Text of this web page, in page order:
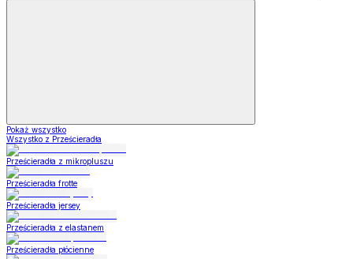
Pokaż wszystko
Wszystko z Prześcieradła
Prześcieradła z mikropluszu
Prześcieradła frotte
Prześcieradła jersey
Prześcieradła z elastanem
Prześcieradła płócienne